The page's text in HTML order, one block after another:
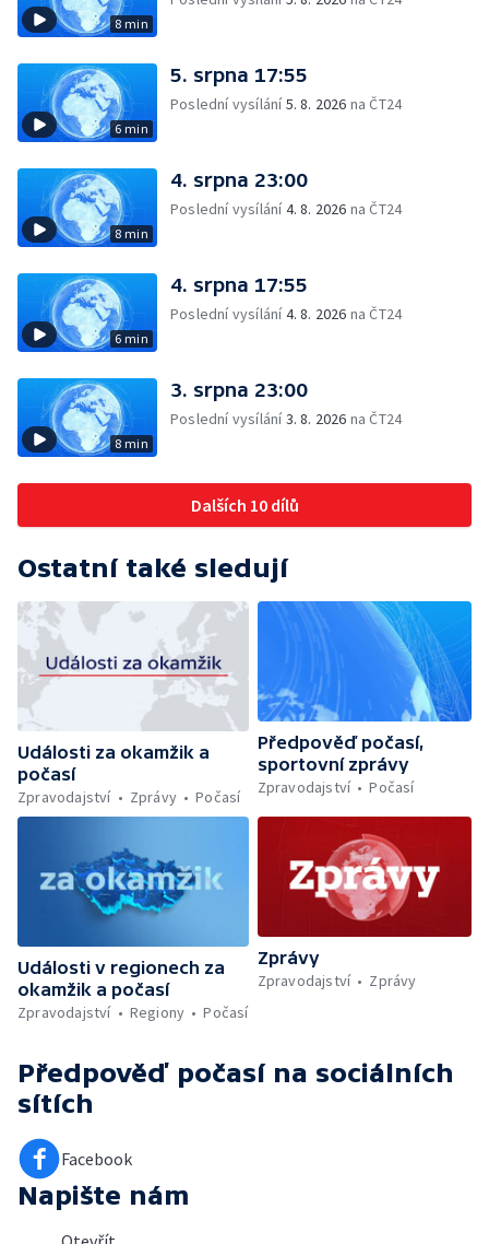
8 min
6 min
5. srpna 17:55
Poslední vysílání5. 8. 2026 na ČT24
8 min
4. srpna 23:00
Poslední vysílání4. 8. 2026 na ČT24
6 min
4. srpna 17:55
Poslední vysílání4. 8. 2026 na ČT24
8 min
3. srpna 23:00
Poslední vysílání3. 8. 2026 na ČT24
Dalších 10 dílů
Ostatní také sledují
Události za okamžik a
počasí
Zpravodajství
Zprávy Počasí
Předpověď počasí,
sportovní zprávy
Zpravodajství
Počasí
Události v regionech za
okamžik a počasí
Zpravodajství
Regiony Počasí
Zprávy
Zpravodajství
Zprávy
Předpověď počasí na sociálních
sítích
Facebook
Napište nám